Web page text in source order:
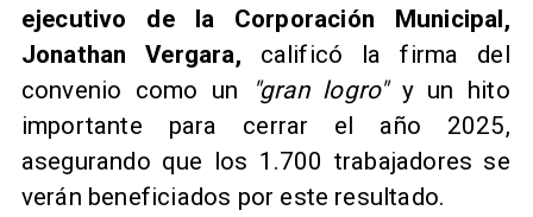
ejecutivo de la Corporación Municipal,
Jonathan Vergara, calificó la firma del
convenio como un
"gran logro" y un hito
importante para cerrar el año 2025,
asegurando que los 1.700 trabajadores se
verán beneficiados por este resultado.